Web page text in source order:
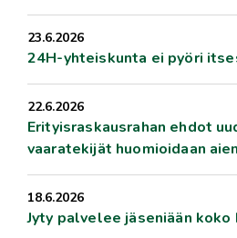
23.6.2026
24H-yhteiskunta ei pyöri
22.6.2026
Erityisraskausrahan ehdot
vaaratekijät huomioidaan
18.6.2026
Jyty palvelee jäseniään koko